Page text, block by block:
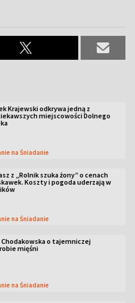
Krajewski odkrywa jedną z
miejscowości Dolnego
na Śniadanie
z „Rolnik szuka żony” o cenach
Koszty i pogoda uderzają w
na Śniadanie
Chodakowska o tajemniczej
mięśni
na Śniadanie